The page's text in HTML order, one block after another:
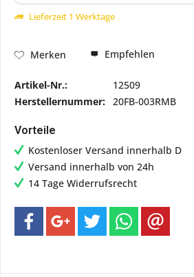
Lieferzeit 1 Werktage
Merken Empfehlen
Artikel-Nr.:
12509
Herstellernummer: 20FB-003RMB
Vorteile
Kostenloser Versand innerhalb D
Versand innerhalb von 24h
14 Tage Widerrufsrecht